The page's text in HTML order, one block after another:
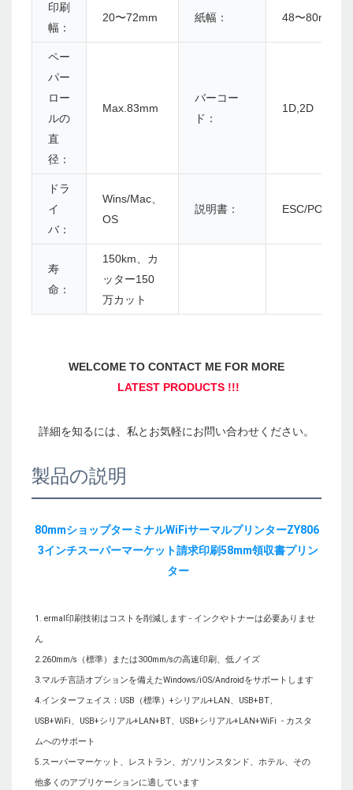
印刷
幅：
20〜72mm 紙幅： 48〜80mm
ペー
パー
ロー
ルの
直
径：
Max.83mm
バーコー
ド：
1D,2D
ドラ
イ
バ：
Wins/Mac、
OS
説明書： ESC/POS
寿
命：
150km、カ
ッター150
万カット
製品の説明
80mmショップターミナルWiFiサーマルプリンターZY806
3インチスーパーマーケット請求印刷58mm領収書プリン
1. ermal印刷技術はコストを削減します - インクやトナーは必要ありませ
ん
2.260mm/s（標準）または300mm/sの高速印刷、低ノイズ
3.マルチ言語オプションを備えたWindows/iOS/Androidをサポートします
4.インターフェイス：USB（標準）+シリアル+LAN、USB+BT、
USB+WiFi、USB+シリアル+LAN+BT、USB+シリアル+LAN+WiFi  - カスタ
ムへのサポート
5.スーパーマーケット、レストラン、ガソリンスタンド、ホテル、その